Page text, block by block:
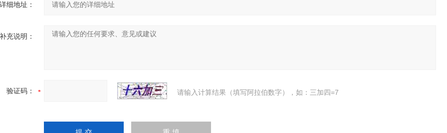
详细地址：
补充说明：
验证码： 请输入计算结果（填写阿拉伯数字），如：三加四=7